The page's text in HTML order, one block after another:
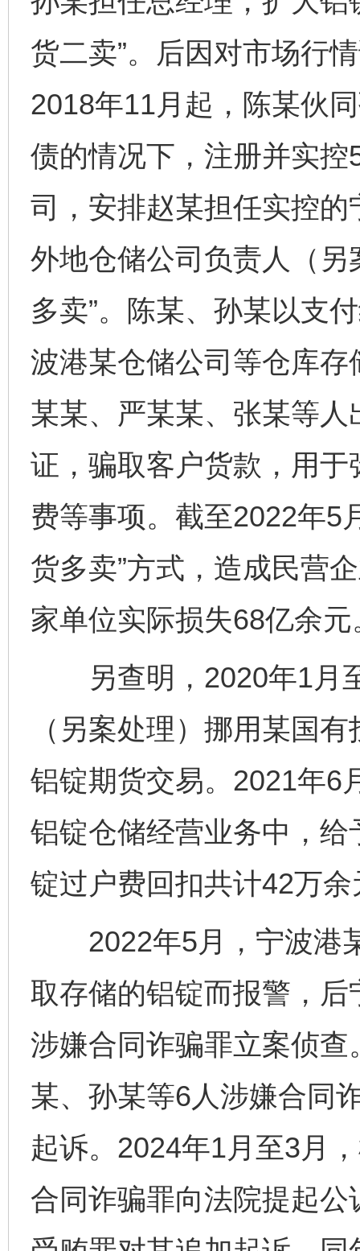
货二卖”。后因对市场行
2018年11月起，陈某伙
债的情况下，注册并实
司，安排赵某担任实控
外地仓储公司负责人（另
多卖”。陈某、孙某以支
波港某仓储公司等仓库
某某、严某某、张某等
证，骗取客户货款，用
费等事项。截至2022年5
货多卖”方式，造成民营
家单位实际损失68亿余元
另查明，2020年1月
（另案处理）挪用某国
铝锭期货交易。2021年6
铝锭仓储经营业务中，
锭过户费回扣共计42万余
2022年5月，宁波港
取存储的铝锭而报警，
涉嫌合同诈骗罪立案侦
某、孙某等6人涉嫌合同
起诉。2024年1月至3月
合同诈骗罪向法院提起